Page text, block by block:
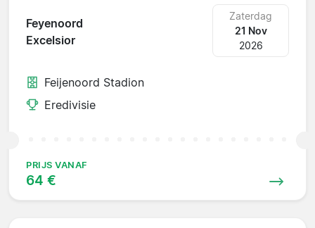
Feyenoord
Excelsior
Zaterdag
21 Nov
2026
Feijenoord Stadion
Eredivisie
PRIJS VANAF
64 €